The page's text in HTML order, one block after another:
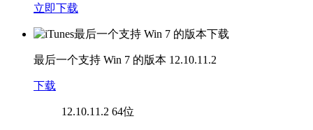
立即下载
最后一个支持 Win 7 的版本 12.10.11.2
下载
12.10.11.2 64位